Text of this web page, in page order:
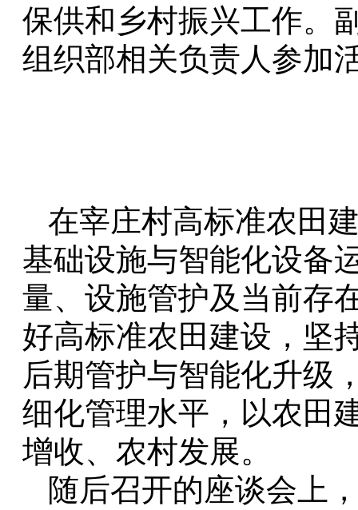
保供和乡村振兴工作。
组织部相关负责人参加
在宰庄村高标准农田
基础设施与智能化设备
量、设施管护及当前存
好高标准农田建设，坚
后期管护与智能化升级
细化管理水平，以农田
增收、农村发展。
随后召开的座谈会上